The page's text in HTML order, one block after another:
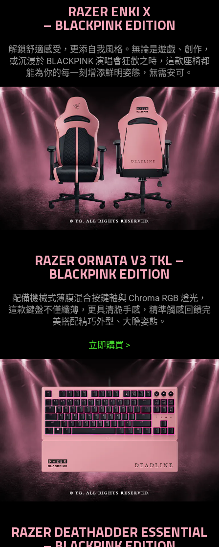
RAZER ENKI X
– BLACKPINK EDITION
解鎖舒適感受，更添自我風格。無論是遊戲、創作，
或沉浸於 BLACKPINK 演唱會狂歡之時，這款座椅都
能為你的每一刻增添鮮明姿態，無需安可 。
RAZER ORNATA V3 TKL –
BLACKPINK EDITION
配備機械式薄膜混合按鍵軸與 Chroma RGB 燈光，
這款鍵盤不僅纖薄，更具清脆手感，精準觸感回饋完
美搭配精巧外型、大膽姿態 。
立即購買 >
RAZER DEATHADDER ESSENTIAL